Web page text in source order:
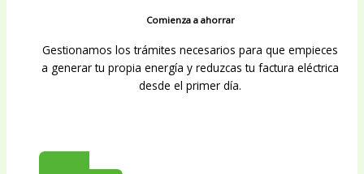
Comienza a ahorrar
Gestionamos los trámites necesarios para que empieces
a generar tu propia energía y reduzcas tu factura eléctrica
desde el primer día.